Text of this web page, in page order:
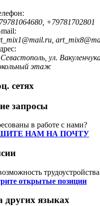
+79781702801
ул.
этаж
сетях
запросы
в работе с нами?
НАМ НА ПОЧТУ
открытые позиции
языках